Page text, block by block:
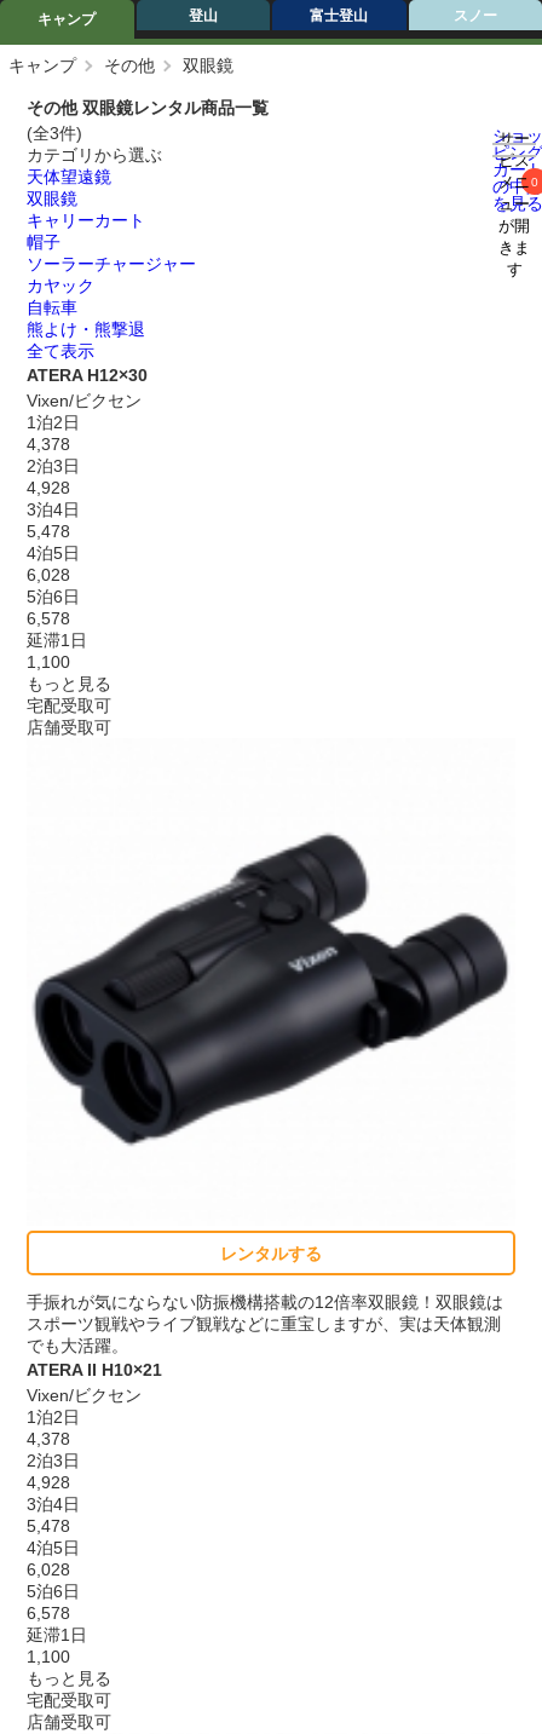
キャンプ 登山 富士登山 スノー
キャンプ その他 双眼鏡
ショ
ピン
カー
の中
を見
0
サー
ビス
メニ
ュー
が開
きま
す
その他 双眼鏡レンタル商品一覧
(全3件)
カテゴリから選ぶ
天体望遠鏡
双眼鏡
キャリーカート
帽子
ソーラーチャージャー
カヤック
自転車
熊よけ・熊撃退
全て表示
ATERA H12×30
Vixen/ビクセン
1泊2日
4,378
2泊3日
4,928
3泊4日
5,478
4泊5日
6,028
5泊6日
6,578
延滞1日
1,100
もっと見る
宅配受取可
店舗受取可
レンタルする
手振れが気にならない防振機構搭載の12倍率双眼鏡！双眼鏡は
スポーツ観戦やライブ観戦などに重宝しますが、実は天体観測
でも大活躍。
ATERA II H10×21
Vixen/ビクセン
1泊2日
4,378
2泊3日
4,928
3泊4日
5,478
4泊5日
6,028
5泊6日
6,578
延滞1日
1,100
もっと見る
宅配受取可
店舗受取可